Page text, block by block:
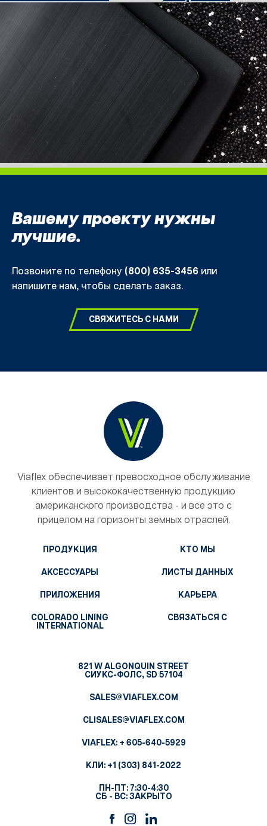
Вашему проекту нужны
лучшие.
Позвоните по телефону (800) 635-3456 или
напишите нам, чтобы сделать заказ.
СВЯЖИТЕСЬ С НАМИ
Viaflex обеспечивает превосходное обслуживание
клиентов и высококачественную продукцию
американского производства - и все это с
прицелом на горизонты земных отраслей.
ПРОДУКЦИЯ
АКСЕССУАРЫ
ПРИЛОЖЕНИЯ
COLORADO LINING
INTERNATIONAL
КТО МЫ
ЛИСТЫ ДАННЫХ
КАРЬЕРА
СВЯЗАТЬСЯ С
821 W ALGONQUIN STREET
СИУКС-ФОЛС, SD 57104
SALES@VIAFLEX.COM
CLISALES@VIAFLEX.COM
VIAFLEX: + 605-640-5929
КЛИ: +1 (303) 841-2022
ПН-ПТ: 7:30-4:30
СБ - ВС: ЗАКРЫТО